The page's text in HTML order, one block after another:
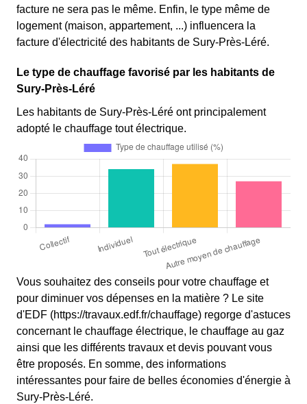
facture ne sera pas le même. Enfin, le type même de
logement (maison, appartement, ...) influencera la
facture d'électricité des habitants de Sury-Près-Léré.
Le type de chauffage favorisé par les habitants de
Sury-Près-Léré
Les habitants de Sury-Près-Léré ont principalement
adopté le chauffage tout électrique.
Vous souhaitez des conseils pour votre chauffage et
pour diminuer vos dépenses en la matière ? Le site
d'EDF (https://travaux.edf.fr/chauffage) regorge d'astuces
concernant le chauffage électrique, le chauffage au gaz
ainsi que les différents travaux et devis pouvant vous
être proposés. En somme, des informations
intéressantes pour faire de belles économies d'énergie à
Sury-Près-Léré.